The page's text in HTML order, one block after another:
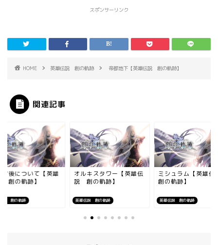
スポンサーリンク
HOME 英雄伝説 創の軌跡 帝都地下【英雄伝説 創の軌跡】
関連記事
説 創の軌跡
ア後について【英雄
創の軌跡】
英雄伝説 創の軌跡
オルキスタワー【英雄伝
説 創の軌跡】
英雄伝説 創の軌跡
ミシュラム【英雄
創の軌跡】